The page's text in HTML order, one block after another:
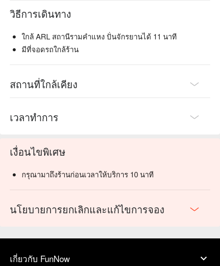
วิธีการเดินทาง
ใกล้ ARL สถานีรามคำแหง ปั่นจักรยานได้ 11 นาที
มีที่จอดรถใกล้ร้าน
สถานที่ใกล้เคียง
เวลาทำการ
เงื่อนไขพิเศษ
กรุณามาถึงร้านก่อนเวลาให้บริการ 10 นาที
นโยบายการยกเลิกและแก้ไขการจอง
เกี่ยวกับ FunNow